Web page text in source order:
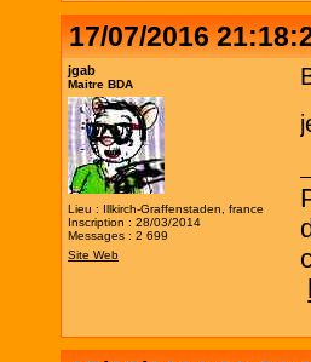
17/07/2016
jgab
Maitre BDA
Lieu : Illkirch-Graffenstaden, france
Inscription : 28/03/2014
Messages : 2 699
Site Web